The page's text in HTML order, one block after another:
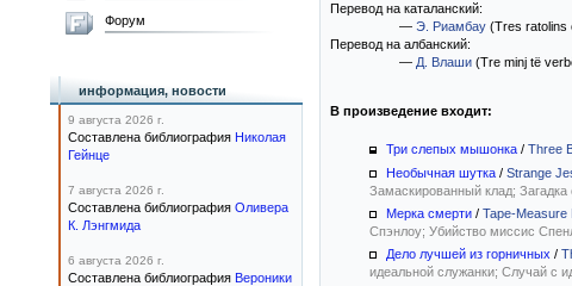
Перевод на каталанский:
— Э. Риамбау (Tres ratolins
Перевод на албанский:
— Д. Влаши (Tre minj të
В произведение входит:
Три слепых мышонка / Three
Необычная шутка / Strange
Замаскированный клад;
Мерка смерти / Tape-Measure
Спэнлоу; Убийство миссис
Дело лучшей из горничных /
идеальной служанки; Случай с
Форум
информация, новости
9 августа 2026 г.
Составлена библиография Николая
Гейнце
7 августа 2026 г.
Составлена библиография Оливера
К. Лэнгмида
6 августа 2026 г.
Составлена библиография Вероники